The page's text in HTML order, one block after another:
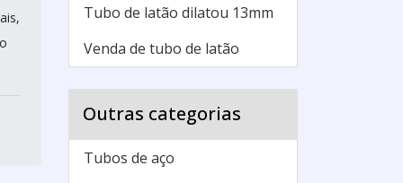
Tubo de latão dilatou 13mm
Venda de tubo de latão
Outras categorias
Tubos de aço